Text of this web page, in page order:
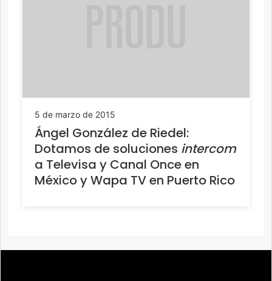
5 de marzo de 2015
Ángel González de Riedel:
Dotamos de soluciones intercom
a Televisa y Canal Once en
México y Wapa TV en Puerto Rico